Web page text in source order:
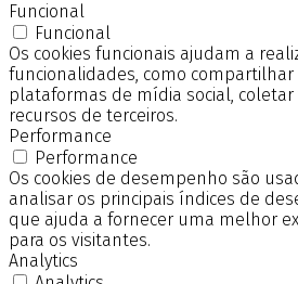
Funcional
Funcional
Os cookies funcionais ajudam a
funcionalidades, como
plataformas de mídia social,
recursos de terceiros.
Performance
Performance
Os cookies de desempenho são
analisar os principais índices de
que ajuda a fornecer uma melhor
para os visitantes.
Analytics